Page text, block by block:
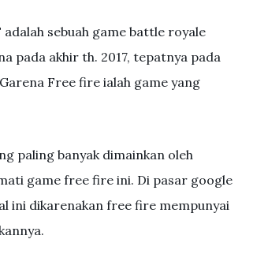
sebuah game battle royale
pada akhir th. 2017, tepatnya pada
Free fire ialah game yang
paling banyak dimainkan oleh
game free fire ini. Di pasar google
ini dikarenakan free fire mempunyai